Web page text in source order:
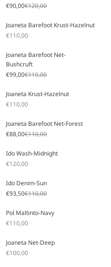
Preço promocional
€90,00Preço normal
€120,00
Joaneta Barefoot Krust-Hazelnut
Preço promocional
€110,00
Joaneta Barefoot Net-
Bushcruft
Preço promocional
€99,00Preço normal
€110,00
Joaneta Krust-Hazelnut
Preço promocional
€110,00
Joaneta Barefoot Net-Forest
Preço promocional
€88,00Preço normal
€110,00
Ido Wash-Midnight
Preço promocional
€120,00
Ido Denim-Sun
Preço promocional
€93,50Preço normal
€110,00
Pol Maltinto-Navy
Preço promocional
€110,00
Joaneta Net-Deep
Preço promocional
€100,00